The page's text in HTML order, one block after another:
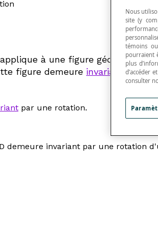
à une figure
figure demeure invariantepar
par une rotation.
demeure invariant par une rotation
Nous
site (y
témoins
pourraient
plus
d’accéder
consulter